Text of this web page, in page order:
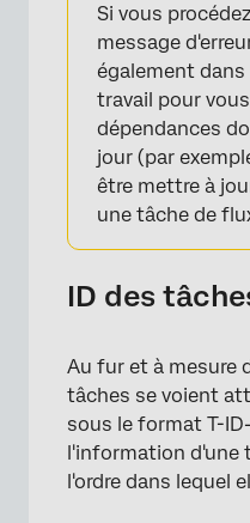
Si vous
message
également
travail pour
dépendances
jour (par
être mettre à
une tâche de
ID des
Au fur et à mesure
tâches se voient
sous le format T-
l'information d'une
l'ordre dans lequel